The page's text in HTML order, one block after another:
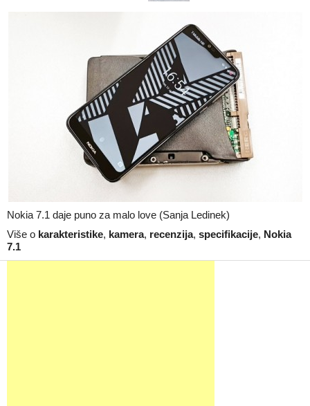
Nokia 7.1 daje puno za malo love (Sanja Ledinek)
Više o karakteristike, kamera, recenzija, specifikacije, Nokia
7.1